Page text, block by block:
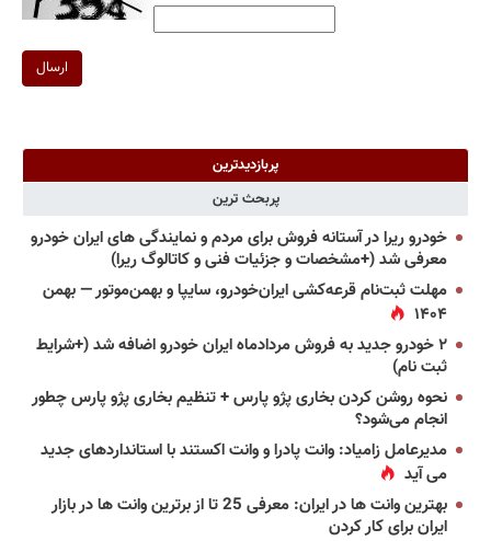
ارسال
پربازدیدترین
پربحث ترین
خودرو ریرا در آستانه فروش برای مردم و نمایندگی های ایران خودرو
معرفی شد (+مشخصات و جزئیات فنی و کاتالوگ ریرا)
مهلت ثبت‌نام قرعه‌کشی ایران‌خودرو، سایپا و بهمن‌موتور — بهمن
۱۴۰۴
۲ خودرو جدید به فروش مردادماه ایران خودرو اضافه شد (+شرایط
ثبت نام)
نحوه روشن کردن بخاری پژو پارس + تنظیم بخاری پژو پارس چطور
انجام می‌شود؟
مدیرعامل زامیاد: وانت پادرا و وانت اکستند با استانداردهای جدید
می آید
بهترین وانت ها در ایران: معرفی 25 تا از برترین وانت ها در بازار
ایران برای کار کردن